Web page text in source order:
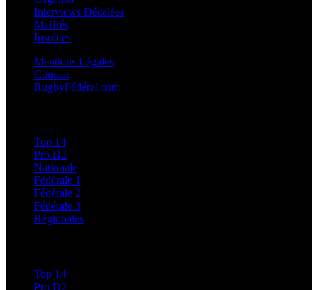
Interviews Décalées
Maffrés
Insolites
Mentions Légales
Contact
RugbyFédéral.com
Top 14
Pro D2
Nationale
Fédérale 1
Fédérale 2
Fédérale 3
Régionales
Top 14
Pro D2